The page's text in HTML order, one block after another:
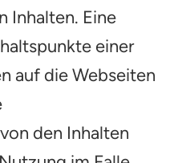
Inhalten. Eine
einer
auf die Webseiten
den Inhalten